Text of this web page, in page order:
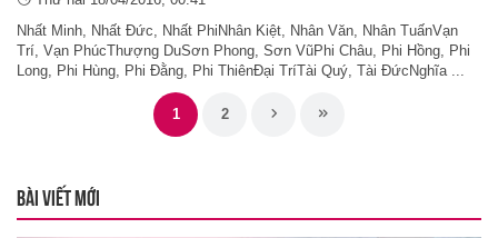
Nhất Minh, Nhất Đức, Nhất PhiNhân Kiệt, Nhân Văn, Nhân TuấnVạn
Trí, Vạn PhúcThượng DuSơn Phong, Sơn VũPhi Châu, Phi Hồng, Phi
Long, Phi Hùng, Phi Đằng, Phi ThiênĐại TríTài Quý, Tài ĐứcNghĩa ...
1 2
BÀI VIẾT MỚI